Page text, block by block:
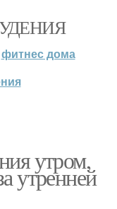
фитнес дома
утром,
утренней